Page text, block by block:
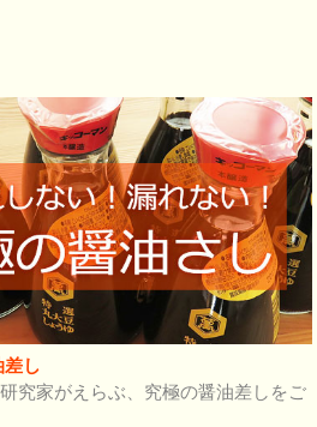
差し
究家がえらぶ、究極の醤油差しをご